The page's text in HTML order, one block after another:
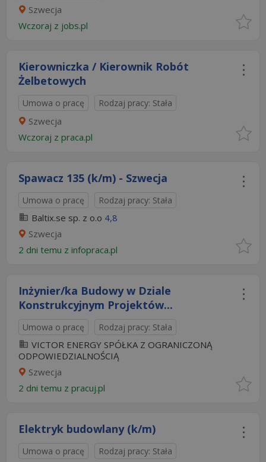
Szwecja
Wczoraj z jobs.pl
Kierowniczka / Kierownik Robót
Żelbetowych
Umowa o pracę Rodzaj pracy: Stała
Szwecja
Wczoraj z praca.pl
Spawacz 135 (k/m) - Szwecja
Umowa o pracę Rodzaj pracy: Stała
Baltix.se sp. z o.o 4,8
Szwecja
2 dni temu z infopraca.pl
Inżynier/ka Budowy w Dziale
Konstrukcyjnym Projektów...
Umowa o pracę Rodzaj pracy: Stała
VICTOR ENERGY SPÓŁKA Z OGRANICZONĄ
ODPOWIEDZIALNOŚCIĄ
Szwecja
2 dni temu z pracuj.pl
Elektryk budowlany (k/m)
Umowa o pracę Rodzaj pracy: Stała